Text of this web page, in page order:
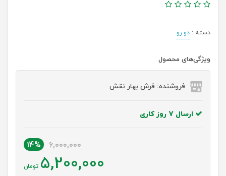
دسته : دو رو
ویژگی‌های محصول
فروشنده: فرش بهار نقش
ارسال 7 روز کاری
6,000,000
14%
5,200,000 تومان